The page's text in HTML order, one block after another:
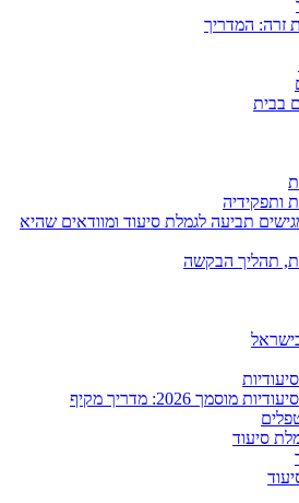
זרה: המדריך
בבית
ותפקידיה
תביעה לגמלת סיעוד ומוודאים שהיא
תהליך הבקשה
קורס מטפלות סיעודיות מוסמך 2026: מדריך מקיף
סיעוד